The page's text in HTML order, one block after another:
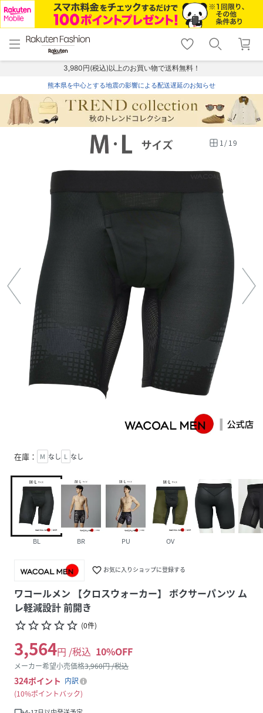
menu home
トップ
shopping_cart lock_outline
ログイン
3,980円(税込)以上のお買い物で送料無料！
熊本県を中心とする地震の影響による配送遅延のお知らせ
1/19
在庫： M なし L なし
BL BR PU OV
favorite_border お気に入りショップに登録する
ワコールメン 【クロスウォーカー】 ボクサーパンツ ム
レ軽減設計 前開き
star_borderstar_borderstar_borderstar_borderstar_border (0件)
3,564円 /税込 10%OFF
メーカー希望小売価格3,960円 /税込
324ポイント 内訳
10%ポイントバック